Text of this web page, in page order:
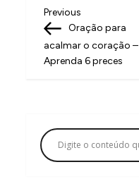
N
a
v
a
ç
Previous
Post
Previous
Oração para
acalmar o coração –
Aprenda 6 preces